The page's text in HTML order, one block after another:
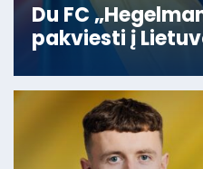
Du FC
pakviesti į